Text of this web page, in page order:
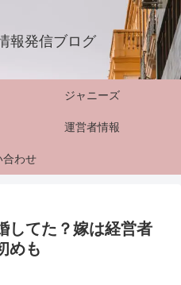
報発信ブログ
ジャニーズ
運営者情報
合わせ
してた？嫁は経営者
めも